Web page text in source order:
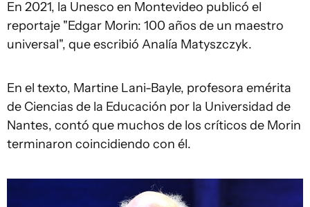
En 2021, la Unesco en Montevideo publicó el
reportaje "Edgar Morin: 100 años de un maestro
universal", que escribió Analía Matyszczyk.
En el texto, Martine Lani-Bayle, profesora emérita
de Ciencias de la Educación por la Universidad de
Nantes, contó que muchos de los críticos de Morin
terminaron coincidiendo con él.